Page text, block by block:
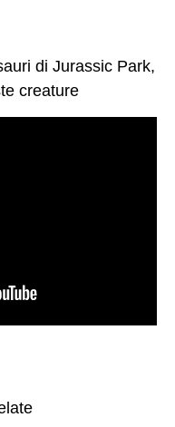
di Jurassic Park,
creature